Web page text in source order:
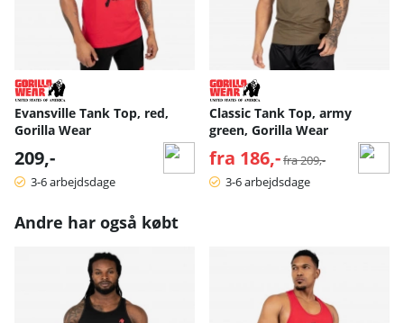
Evansville Tank Top, red,
Gorilla Wear
209,-
3-6 arbejdsdage
Classic Tank Top, army
green, Gorilla Wear
fra 186,- Normalpris:
fra 209,-
3-6 arbejdsdage
Andre har også købt